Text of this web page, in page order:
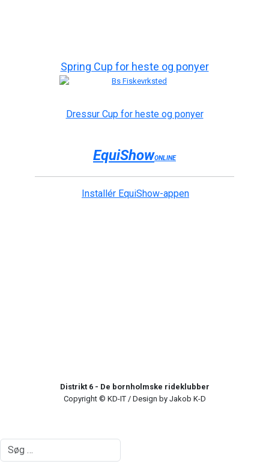
Spring Cup for heste og ponyer
Dressur Cup for heste og ponyer
EquiShowONLINE
Installér EquiShow-appen
Distrikt 6 - De bornholmske rideklubber
Copyright © KD-IT / Design by Jakob K-D
Søg